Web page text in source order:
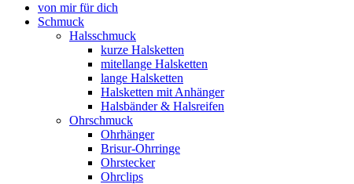
von mir für dich
Schmuck
Halsschmuck
kurze Halsketten
mitellange Halsketten
lange Halsketten
Halsketten mit Anhänger
Halsbänder & Halsreifen
Ohrschmuck
Ohrhänger
Brisur-Ohrringe
Ohrstecker
Ohrclips